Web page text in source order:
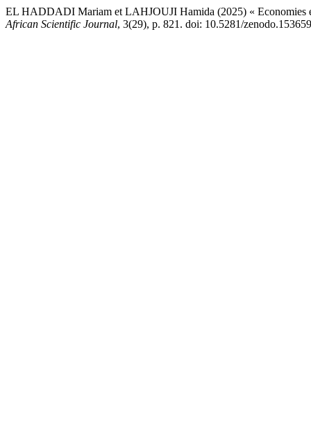
EL HADDADI Mariam et LAHJOUJI Hamida (2025) « Economies
African Scientific Journal, 3(29), p. 821. doi: 10.5281/